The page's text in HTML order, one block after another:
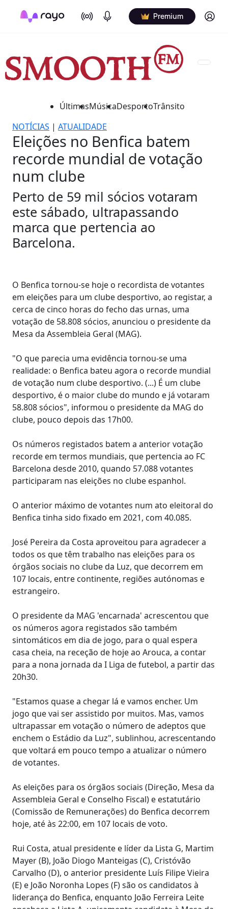
On Air Podcasts Premium Log in
ÚltimasMúsicaDesportoTrânsito
NOTÍCIAS | ATUALIDADE
Eleições no Benfica batem
recorde mundial de votação
num clube
Perto de 59 mil sócios votaram
este sábado, ultrapassando
marca que pertencia ao
Barcelona.
O Benfica tornou-se hoje o recordista de votantes
em eleições para um clube desportivo, ao registar, a
cerca de cinco horas do fecho das urnas, uma
votação de 58.808 sócios, anunciou o presidente da
Mesa da Assembleia Geral (MAG).
"O que parecia uma evidência tornou-se uma
realidade: o Benfica bateu agora o recorde mundial
de votação num clube desportivo. (...) É um clube
desportivo, é o maior clube do mundo e já votaram
58.808 sócios", informou o presidente da MAG do
clube, pouco depois das 17h00.
Os números registados batem a anterior votação
recorde em termos mundiais, que pertencia ao FC
Barcelona desde 2010, quando 57.088 votantes
participaram nas eleições no clube espanhol.
O anterior máximo de votantes num ato eleitoral do
Benfica tinha sido fixado em 2021, com 40.085.
José Pereira da Costa aproveitou para agradecer a
todos os que têm trabalho nas eleições para os
órgãos sociais no clube da Luz, que decorrem em
107 locais, entre continente, regiões autónomas e
estrangeiro.
O presidente da MAG 'encarnada' acrescentou que
os números agora registados são também
sintomáticos em dia de jogo, para o qual espera
casa cheia, na receção de hoje ao Arouca, a contar
para a nona jornada da I Liga de futebol, a partir das
20h30.
"Estamos quase a chegar lá e vamos encher. Um
jogo que vai ser assistido por muitos. Mas, vamos
ultrapassar em votação o número de adeptos que
enchem o Estádio da Luz", sublinhou, acrescentando
que voltará em pouco tempo a atualizar o número
de votantes.
As eleições para os órgãos sociais (Direção, Mesa da
Assembleia Geral e Conselho Fiscal) e estatutário
(Comissão de Remunerações) do Benfica decorrem
hoje, até às 22:00, em 107 locais de voto.
Rui Costa, atual presidente e líder da Lista G, Martim
Mayer (B), João Diogo Manteigas (C), Cristóvão
Carvalho (D), o anterior presidente Luís Filipe Vieira
(E) e João Noronha Lopes (F) são os candidatos à
liderança do Benfica, enquanto João Ferreira Leite